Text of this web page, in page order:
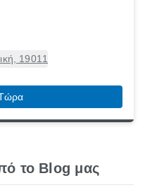
19011
το Blog μας